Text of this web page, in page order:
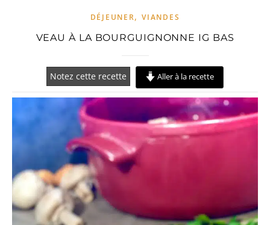
DÉJEUNER,VIANDES
VEAU À LA BOURGUIGNONNE IG BAS
Notez cette recette Aller à la recette